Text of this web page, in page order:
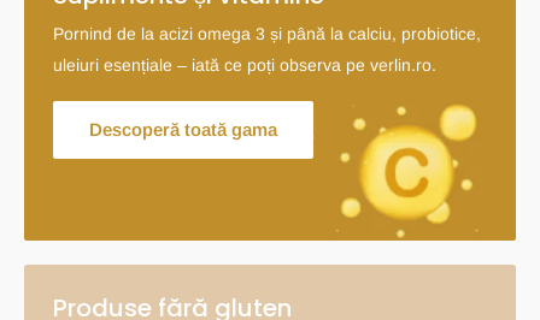
Pornind de la acizi omega 3 și până la calciu, probiotice,
uleiuri esențiale – iată ce poți observa pe verlin.ro.
Descoperă toată gama
Produse fără gluten